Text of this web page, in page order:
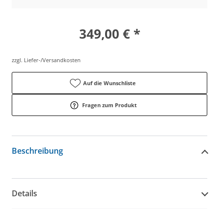
349,00 € *
zzgl. Liefer-/Versandkosten
Auf die Wunschliste
Fragen zum Produkt
Beschreibung
Details